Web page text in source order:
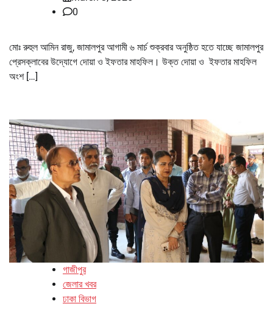
0
মোঃ রুহুল আমিন রাজু, জামালপুর আগামী ৬ মার্চ শুক্রবার অনুষ্ঠিত হতে যাচ্ছে জামালপুর
প্রেসক্লাবের উদ্যোগে দোয়া ও ইফতার মাহফিল। উক্ত দোয়া ও ইফতার মাহফিল
অংশ […]
গাজীপুর
জেলার খবর
ঢাকা বিভাগ